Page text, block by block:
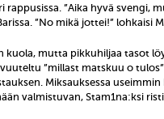
rappusissa. ”Aika hyvä svengi,
”No mikä jottei!” lohkaisi
kuola, mutta pikkuhiljaa tasot
”millast matskuu o
Miksauksessa
valmistuvan, Stam1na:ksi